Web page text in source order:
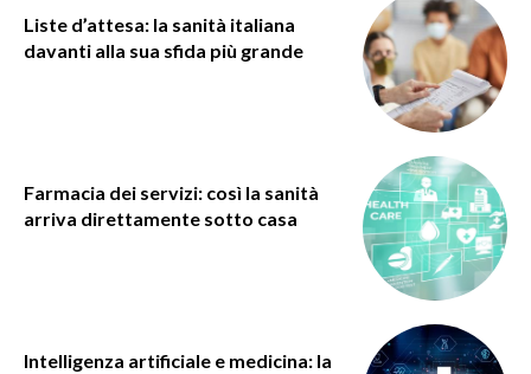
Liste d’attesa: la sanità italiana
davanti alla sua sfida più grande
Farmacia dei servizi: così la sanità
arriva direttamente sotto casa
Intelligenza artificiale e medicina: la